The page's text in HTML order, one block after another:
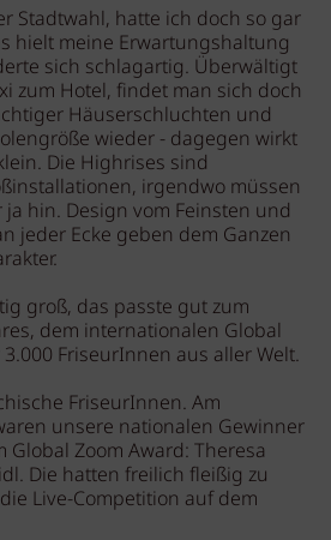
Stadtwahl, hatte ich doch so gar
hielt meine Erwartungshaltung
sich schlagartig. Überwältigt
zum Hotel, findet man sich doch
Häuserschluchten und
wieder - dagegen wirkt
Die Highrises sind
irgendwo müssen
hin. Design vom Feinsten und
jeder Ecke geben dem Ganzen
groß, das passte gut zum
dem internationalen Global
FriseurInnen aus aller Welt.
FriseurInnen. Am
unsere nationalen Gewinner
Zoom Award: Theresa
Die hatten freilich fleißig zu
Live-Competition auf dem